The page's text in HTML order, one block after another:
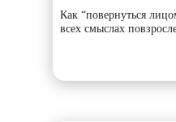
Как “повернуться
всех смыслах